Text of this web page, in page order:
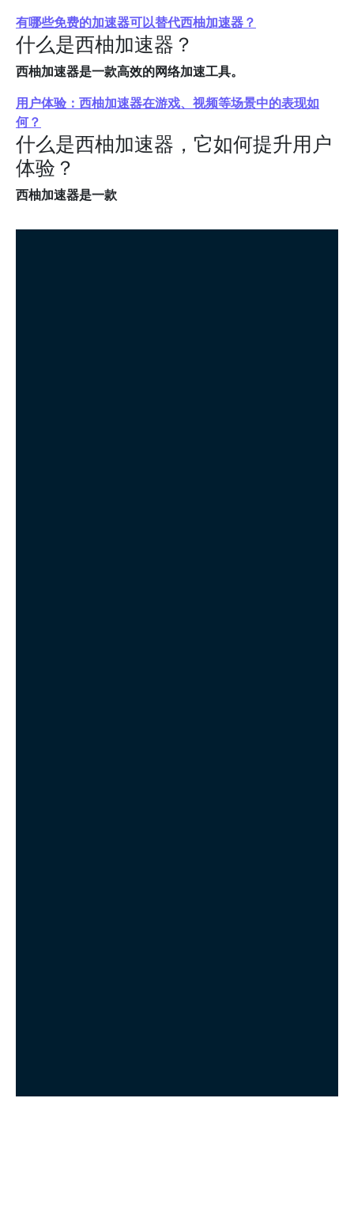
有哪些免费的加速器可以替代西柚加速器？
什么是西柚加速器？
西柚加速器是一款高效的网络加速工具。
用户体验：西柚加速器在游戏、视频等场景中的表现如
何？
什么是西柚加速器，它如何提升用户
体验？
西柚加速器是一款